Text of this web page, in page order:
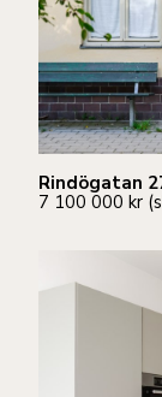
Rindögatan
7 100 000 kr